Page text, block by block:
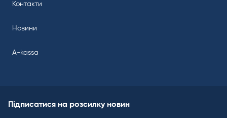
Контакти
Новини
A-kassa
Підписатися на розсилку новин